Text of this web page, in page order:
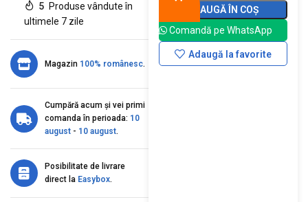
5 Produse vândute în
ultimele 7 zile
Magazin 100% românesc.
Cumpără acum și vei primi
comanda în perioada: 10
august - 10 august.
Posibilitate de livrare
direct la Easybox.
ADAUGĂ ÎN COȘ
Comandă pe WhatsApp
Adaugă la favorite